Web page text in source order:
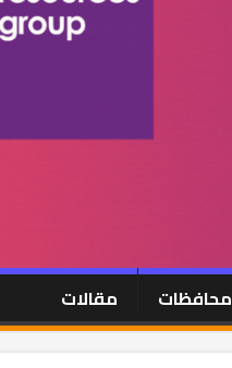
محافظات مقالات